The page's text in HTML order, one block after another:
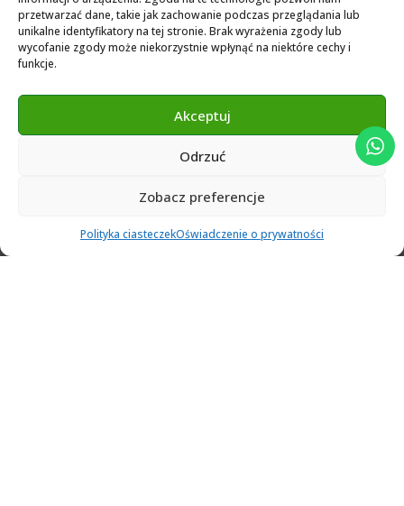
przetwarzać dane, takie jak zachowanie podczas przeglądania lub
unikalne identyfikatory na tej stronie. Brak wyrażenia zgody lub
wycofanie zgody może niekorzystnie wpłynąć na niektóre cechy i
funkcje.
Akceptuj
Odrzuć
Zobacz preferencje
Polityka ciasteczekOświadczenie o prywatności
3Shape 2024 Library
Exocad 2024 Library
Novamind bredent blueski 2025
© 2024 Abutment Implants PL. All rights reserved
Filters KlientMenu